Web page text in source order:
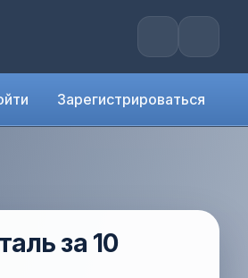
Зарегистрироваться
за 10